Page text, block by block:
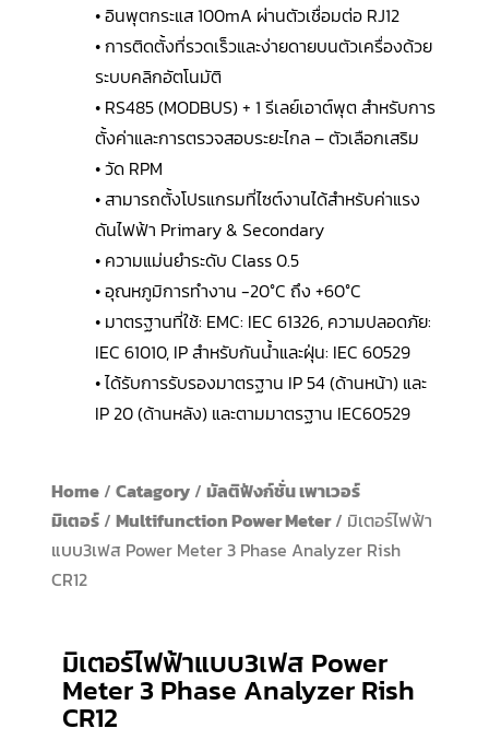
• อินพุตกระแส 100mA ผ่านตัวเชื่อมต่อ RJ12
• การติดตั้งที่รวดเร็วและง่ายดายบนตัวเครื่องด้วย
ระบบคลิกอัตโนมัติ
• RS485 (MODBUS) + 1 รีเลย์เอาต์พุต สำหรับการ
ตั้งค่าและการตรวจสอบระยะไกล – ตัวเลือกเสริม
• วัด RPM
• สามารถตั้งโปรแกรมที่ไซต์งานได้สำหรับค่าแรง
ดันไฟฟ้า Primary & Secondary
• ความแม่นยำระดับ Class 0.5
• อุณหภูมิการทำงาน -20°C ถึง +60°C
• มาตรฐานที่ใช้: EMC: IEC 61326, ความปลอดภัย:
IEC 61010, IP สำหรับกันน้ำและฝุ่น: IEC 60529
• ได้รับการรับรองมาตรฐาน IP 54 (ด้านหน้า) และ
IP 20 (ด้านหลัง) และตามมาตรฐาน IEC60529
Home/ Catagory/ มัลติฟังก์ชั่น เพาเวอร์
มิเตอร์/ Multifunction Power Meter/ มิเตอร์ไฟฟ้า
แบบ3เฟส Power Meter 3 Phase Analyzer Rish
CR12
มิเตอร์ไฟฟ้าแบบ3เฟส Power
Meter 3 Phase Analyzer Rish
CR12